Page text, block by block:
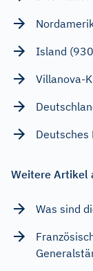
Island
Villanova-
Weitere Artikel
Was sind